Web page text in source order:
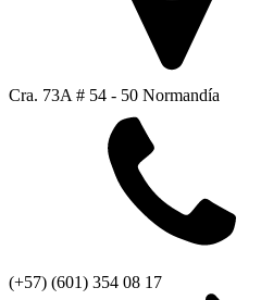
Cra. 73A # 54 - 50 Normandía
(+57) (601) 354 08 17